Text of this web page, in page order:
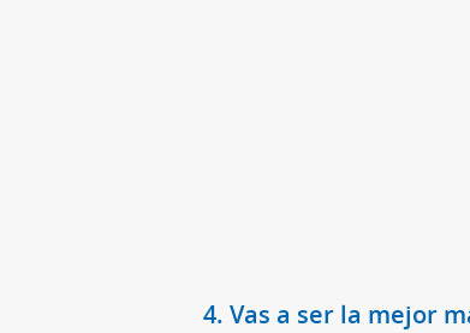
4. Vas a ser la mejor